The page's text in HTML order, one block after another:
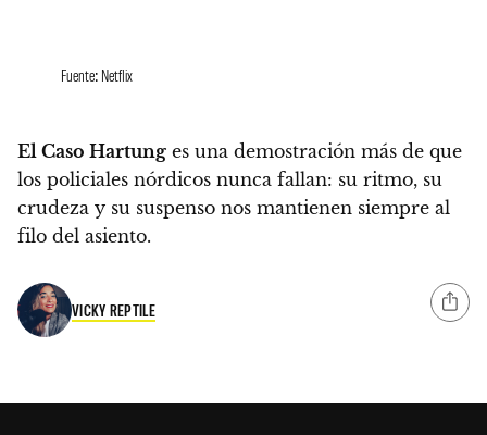
Fuente: Netflix
El Caso Hartung es una demostración más de que
los policiales nórdicos nunca fallan: su ritmo, su
crudeza y su suspenso nos mantienen siempre al
filo del asiento.
VICKY REPTILE